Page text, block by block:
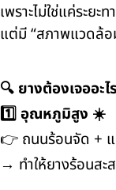
เพราะไม่ใช่แค่ระยะท
แต่มี “สภาพแวดล้อ
🔍 ยางต้องเจออะไ
1️⃣ อุณหภูมิสูง ☀️
👉 ถนนร้อนจัด +
→ ทำให้ยางร้อนสะ